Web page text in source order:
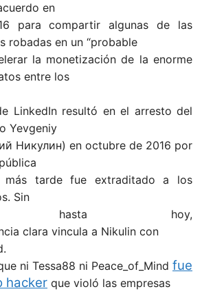
en
para compartir algunas de las
robadas en un “probable
la monetización de la enorme
entre los
LinkedIn resultó en el arresto del
Yevgeniy
Никулин) en octubre de 2016 por
más tarde fue extraditado a los
Sin
hasta hoy,
clara vincula a Nikulin con
ni Tessa88 ni Peace_of_Mind fue
hacker que violó las empresas